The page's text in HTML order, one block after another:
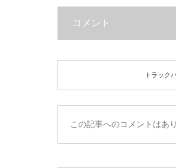
コメント
トラック
この記事へのコメントはあ